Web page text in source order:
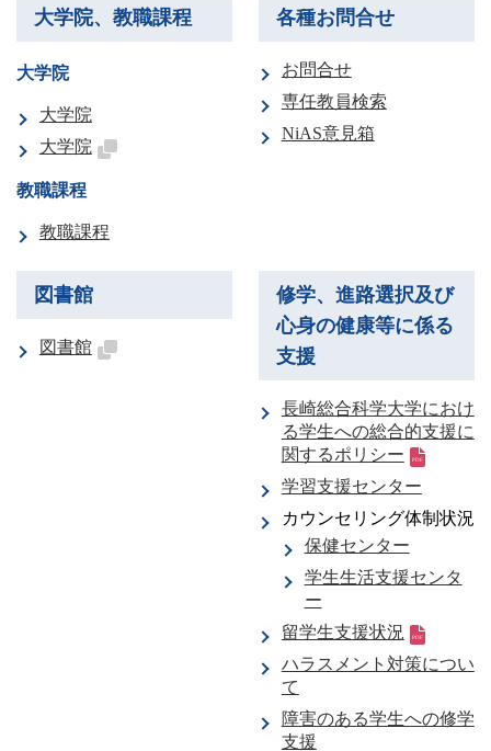
大学院、教職課程
大学院
大学院
大学院
教職課程
教職課程
各種お問合せ
お問合せ
専任教員検索
NiAS意見箱
図書館
図書館
修学、進路選択及び
心身の健康等に係る
支援
長崎総合科学大学におけ
る学生への総合的支援に
関するポリシー
学習支援センター
カウンセリング体制状況
保健センター
学生生活支援センタ
ー
留学生支援状況
ハラスメント対策につい
て
障害のある学生への修学
支援